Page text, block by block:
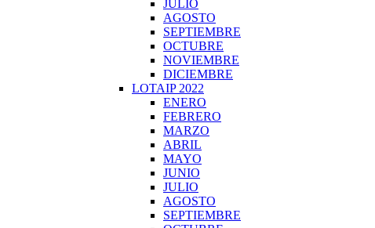
JULIO
AGOSTO
SEPTIEMBRE
OCTUBRE
NOVIEMBRE
DICIEMBRE
LOTAIP 2022
ENERO
FEBRERO
MARZO
ABRIL
MAYO
JUNIO
JULIO
AGOSTO
SEPTIEMBRE